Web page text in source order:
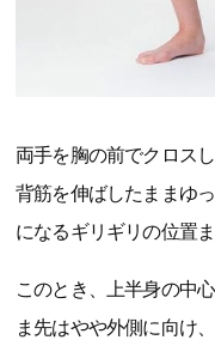
両手を胸の前でクロス
背筋を伸ばしたままゆ
になるギリギリの位置
このとき、上半身の中
ま先はやや外側に向け